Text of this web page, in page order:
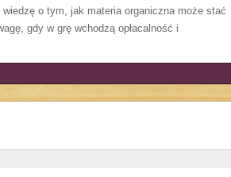
o tym, jak materia organiczna może stać
gdy w grę wchodzą opłacalność i